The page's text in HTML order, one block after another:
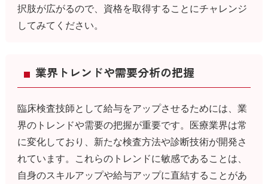
択肢が広がるので、資格を取得することにチャレンジ
してみてください。
業界トレンドや需要分析の把握
臨床検査技師として給与をアップさせるためには、業
界のトレンドや需要の把握が重要です。医療業界は常
に変化しており、新たな検査方法や診断技術が開発さ
れています。これらのトレンドに敏感であることは、
自身のスキルアップや給与アップに直結することがあ